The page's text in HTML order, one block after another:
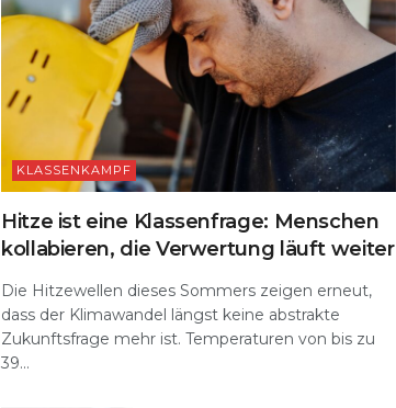
KLASSENKAMPF
Hitze ist eine Klassenfrage: Menschen
kollabieren, die Verwertung läuft weiter
Die Hitzewellen dieses Sommers zeigen erneut,
dass der Klimawandel längst keine abstrakte
Zukunftsfrage mehr ist. Temperaturen von bis zu
39...